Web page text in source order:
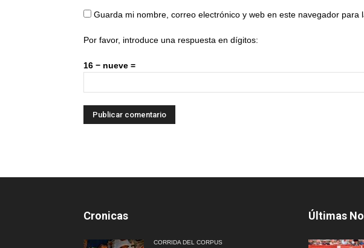
Guarda mi nombre, correo electrónico y web en este navegador para
Por favor, introduce una respuesta en dígitos:
16 − nueve =
Cronicas
CORRIDA DEL CORPUS
Últimas